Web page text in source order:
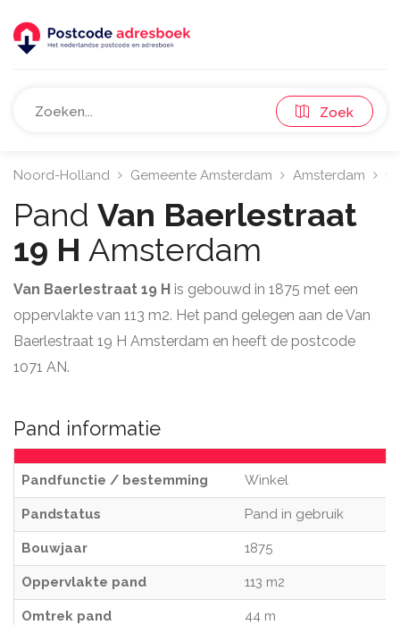
Zoek
Noord-Holland Gemeente Amsterdam Amsterdam
Pand Van Baerlestraat
19 H Amsterdam
Van Baerlestraat 19 H is gebouwd in 1875 met een
oppervlakte van 113 m2. Het pand gelegen aan de Van
Baerlestraat 19 H Amsterdam en heeft de postcode
1071 AN.
Pand informatie
Pandfunctie / bestemming Winkel
Pandstatus Pand in gebruik
Bouwjaar 1875
Oppervlakte pand 113 m2
Omtrek pand 44 m